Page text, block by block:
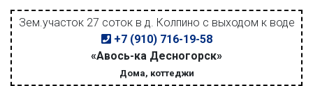
Зем.участок 27 соток в д. Колпино с выходом к воде
+7 (910) 716-19-58
«Авось-ка Десногорск»
Дома, коттеджи